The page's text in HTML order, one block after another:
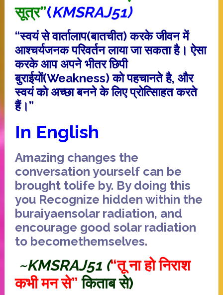
सूत्र”(KMSRAJ51)
“स्वयं से वार्तालाप(बातचीत) करके जीवन में
आश्चर्यजनक परिवर्तन लाया जा सकता है। ऐसा
करके आप अपने भीतर छिपी
बुराईयाें(Weakness) काे पहचानते है, और
स्वयं काे अच्छा बनने के लिए प्रोत्सािहत करते
हैं।”
In English
Amazing changes the
conversation yourself can be
brought tolife by. By doing this
you Recognize hidden within the
buraiyaensolar radiation, and
encourage good solar radiation
to becomethemselves.
~KMSRAJ51 (“तू ना हो निराश
कभी मन से”किताब से)